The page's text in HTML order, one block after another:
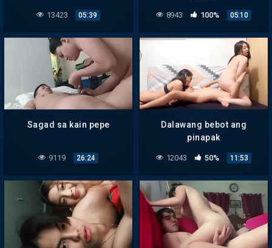
13423 05:39 8943 100% 05:10
Sagad sa kain pepe
9119 26:24
Dalawang bebot ang
pinapak
12043 50% 11:53